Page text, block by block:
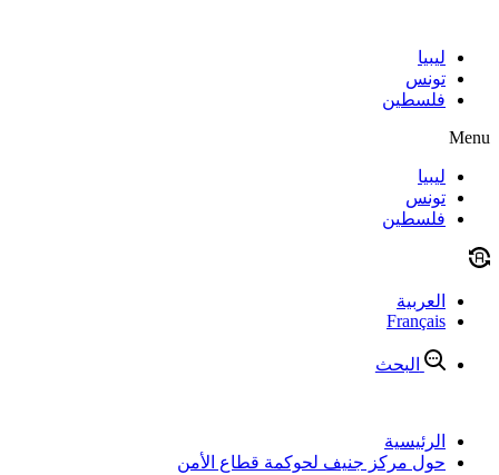
contentليبيا
تونس
فلسطين
Menu
ليبيا
تونس
فلسطين
العربية
Français
البحث
الرئيسية
حول مركز جنيف لحوكمة قطاع الأمن